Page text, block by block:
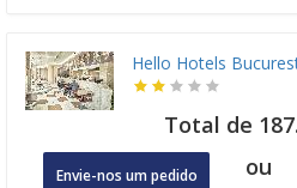
Hello Hotels
Total de
Envie-nos um pedido ou